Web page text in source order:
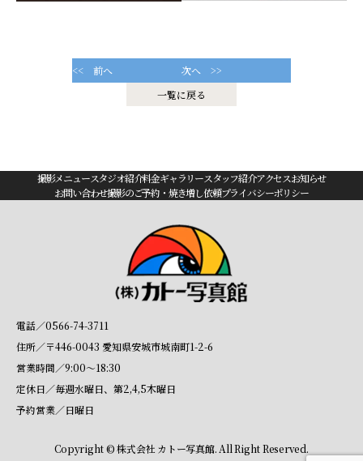
<< 前へ
一覧に戻る
次へ >>
撮影メニュースタジオ紹介料金ギャラリースタッフ紹介アクセスお知らせ
お問い合わせ撮影のご予約・焼き増し依頼プライバシーポリシー
電話／0566-74-3711
住所／〒446-0043 愛知県安城市城南町1-2-6
営業時間／9:00〜18:30
定休日／毎週水曜日、第2,4,5木曜日
予約営業／日曜日
Copyright © 株式会社 カトー写真館. All Right Reserved.